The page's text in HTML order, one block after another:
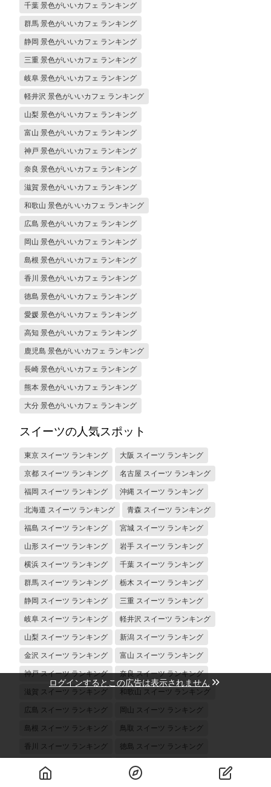
千葉 景色がいいカフェ ランキング
群馬 景色がいいカフェ ランキング
静岡 景色がいいカフェ ランキング
三重 景色がいいカフェ ランキング
岐阜 景色がいいカフェ ランキング
軽井沢 景色がいいカフェ ランキング
山梨 景色がいいカフェ ランキング
富山 景色がいいカフェ ランキング
神戸 景色がいいカフェ ランキング
奈良 景色がいいカフェ ランキング
滋賀 景色がいいカフェ ランキング
和歌山 景色がいいカフェ ランキング
広島 景色がいいカフェ ランキング
岡山 景色がいいカフェ ランキング
島根 景色がいいカフェ ランキング
香川 景色がいいカフェ ランキング
徳島 景色がいいカフェ ランキング
愛媛 景色がいいカフェ ランキング
高知 景色がいいカフェ ランキング
鹿児島 景色がいいカフェ ランキング
長崎 景色がいいカフェ ランキング
熊本 景色がいいカフェ ランキング
大分 景色がいいカフェ ランキング
スイーツの人気スポット
東京 スイーツ ランキング 大阪 スイーツ ランキング
京都 スイーツ ランキング 名古屋 スイーツ ランキング
福岡 スイーツ ランキング 沖縄 スイーツ ランキング
北海道 スイーツ ランキング 青森 スイーツ ランキング
福島 スイーツ ランキング 宮城 スイーツ ランキング
山形 スイーツ ランキング 岩手 スイーツ ランキング
横浜 スイーツ ランキング 千葉 スイーツ ランキング
群馬 スイーツ ランキング 栃木 スイーツ ランキング
静岡 スイーツ ランキング 三重 スイーツ ランキング
岐阜 スイーツ ランキング 軽井沢 スイーツ ランキング
山梨 スイーツ ランキング 新潟 スイーツ ランキング
金沢 スイーツ ランキング 富山 スイーツ ランキング
神戸 スイーツ ランキング 奈良 スイーツ ランキング
滋賀 スイーツ ランキング 和歌山 スイーツ ランキング
広島 スイーツ ランキング 岡山 スイーツ ランキング
島根 スイーツ ランキング 鳥取 スイーツ ランキング
香川 スイーツ ランキング 徳島 スイーツ ランキング
愛媛 スイーツ ランキング 高知 スイーツ ランキング
鹿児島 スイーツ ランキング 長崎 スイーツ ランキング
ログインするとこの広告は表示されません